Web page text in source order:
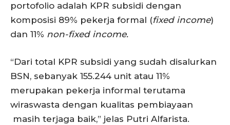
portofolio adalah KPR subsidi dengan
komposisi 89% pekerja formal (fixed income)
dan 11% non-fixed income.
“Dari total KPR subsidi yang sudah disalurkan
BSN, sebanyak 155.244 unit atau 11%
merupakan pekerja informal terutama
wiraswasta dengan kualitas pembiayaan
masih terjaga baik,” jelas Putri Alfarista.